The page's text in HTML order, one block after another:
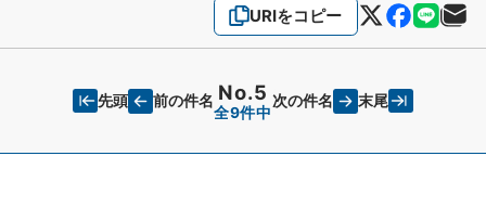
URIをコピー
先頭 前の件名 No.5
全9件中
次の件名 末尾